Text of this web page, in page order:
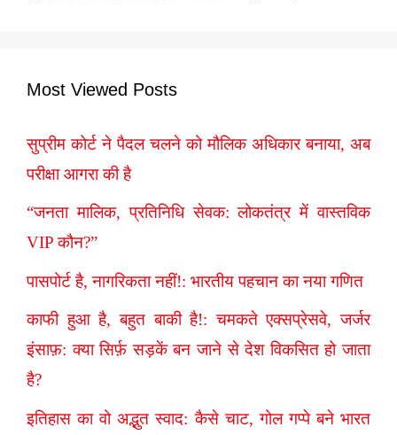
Most Viewed Posts
सुप्रीम कोर्ट ने पैदल चलने को मौलिक अधिकार बनाया, अब
परीक्षा आगरा की है
“जनता मालिक, प्रतिनिधि सेवक: लोकतंत्र में वास्तविक
VIP कौन?”
पासपोर्ट है, नागरिकता नहीं!: भारतीय पहचान का नया गणित
काफी हुआ है, बहुत बाकी है!: चमकते एक्सप्रेसवे, जर्जर
इंसाफ़: क्या सिर्फ़ सड़कें बन जाने से देश विकसित हो जाता
है?
इतिहास का वो अद्भुत स्वाद: कैसे चाट, गोल गप्पे बने भारत